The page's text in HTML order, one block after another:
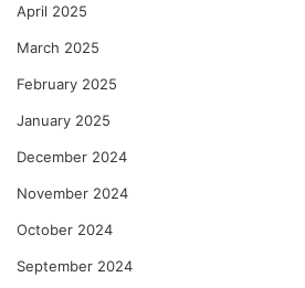
April 2025
March 2025
February 2025
January 2025
December 2024
November 2024
October 2024
September 2024